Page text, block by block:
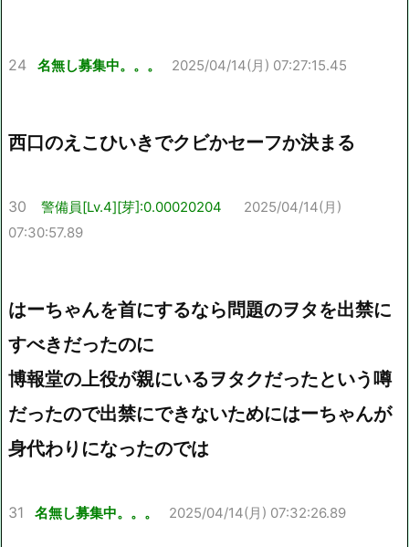
24 名無し募集中。。。 2025/04/14(月) 07:27:15.45
西口のえこひいきでクビかセーフか決まる
30 警備員[Lv.4][芽]:0.00020204
2025/04/14(月)
07:30:57.89
はーちゃんを首にするなら問題のヲタを出禁に
すべきだったのに
博報堂の上役が親にいるヲタクだったという噂
だったので出禁にできないためにはーちゃんが
身代わりになったのでは
31 名無し募集中。。。 2025/04/14(月) 07:32:26.89